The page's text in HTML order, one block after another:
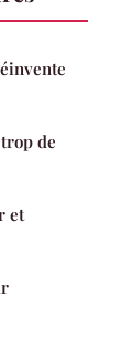
de
et